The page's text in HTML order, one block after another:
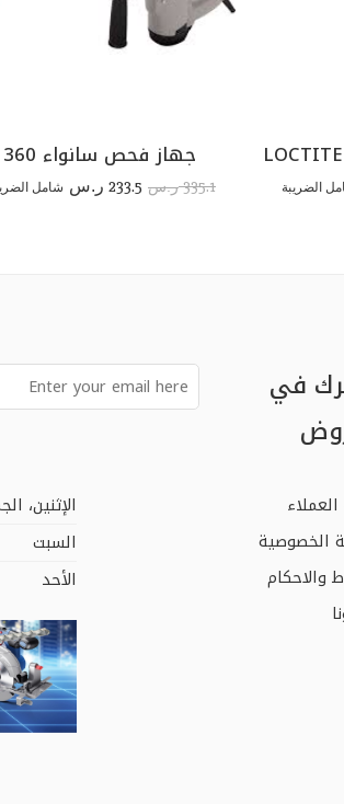
الضريبة
جهاز فحص سانواء 360
335.1 ر.س 233.5 ر.س شامل
في
الخصوصية
والاحكام
الإثنين،
السبت
الأحد